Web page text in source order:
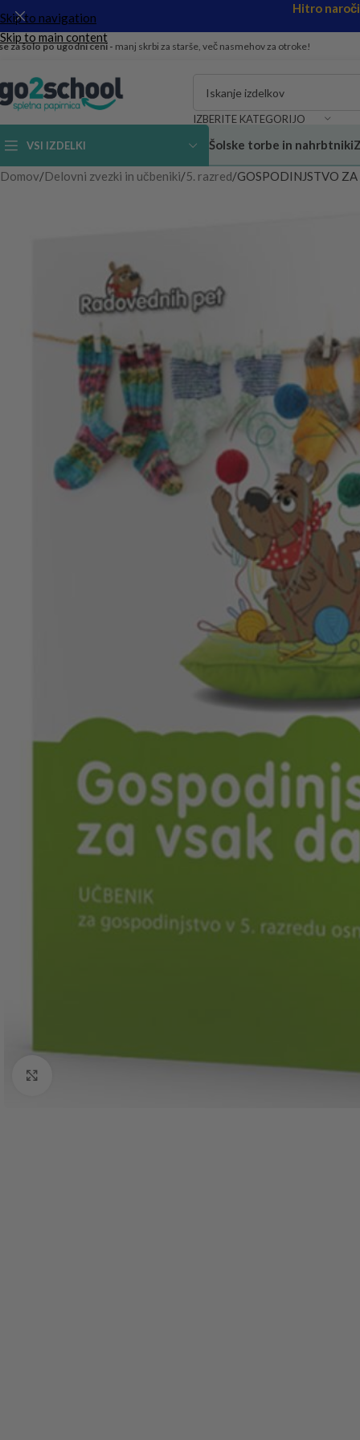
Skip to navigation
Skip to main content
Hitro
za šolo po ugodni ceni - manj skrbi za starše, več nasmehov za otroke!
IZBERITE KATEGORIJO
VSI IZDELKI Šolske torbe in nahrbtniki
Domov Delovni zvezki in učbeniki 5. razred GOSPODINJSTVO